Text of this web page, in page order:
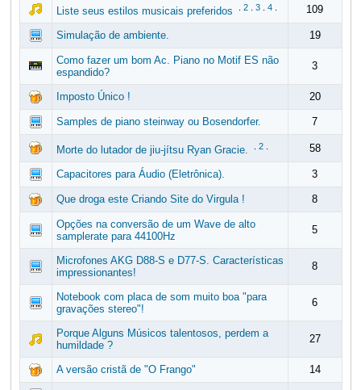
Liste seus estilos musicais preferidos 2. 3. 4. 109
Simulação de ambiente. 19
Como fazer um bom Ac. Piano no Motif ES não
espandido?
3
Imposto Único ! 20
Samples de piano steinway ou Bosendorfer. 7
Morte do lutador de jiu-jítsu Ryan Gracie. 2. 58
Capacitores para Áudio (Eletrônica). 3
Que droga este Criando Site do Virgula ! 8
Opções na conversão de um Wave de alto
samplerate para 44100Hz
5
Microfones AKG D88-S e D77-S. Características
impressionantes!
8
Notebook com placa de som muito boa "para
gravações stereo"!
6
Porque Alguns Músicos talentosos, perdem a
humildade ?
27
A versão cristã de "O Frango" 14